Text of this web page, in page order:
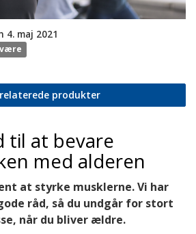
4. maj 2021
relaterede produkter
til at bevare
med alderen
at styrke musklerne. Vi har
råd, så du undgår for stort
når du bliver ældre.